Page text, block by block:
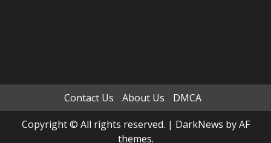
Contact Us About Us
DMCA
Copyright © All rights reserved. | DarkNews by AF
themes.